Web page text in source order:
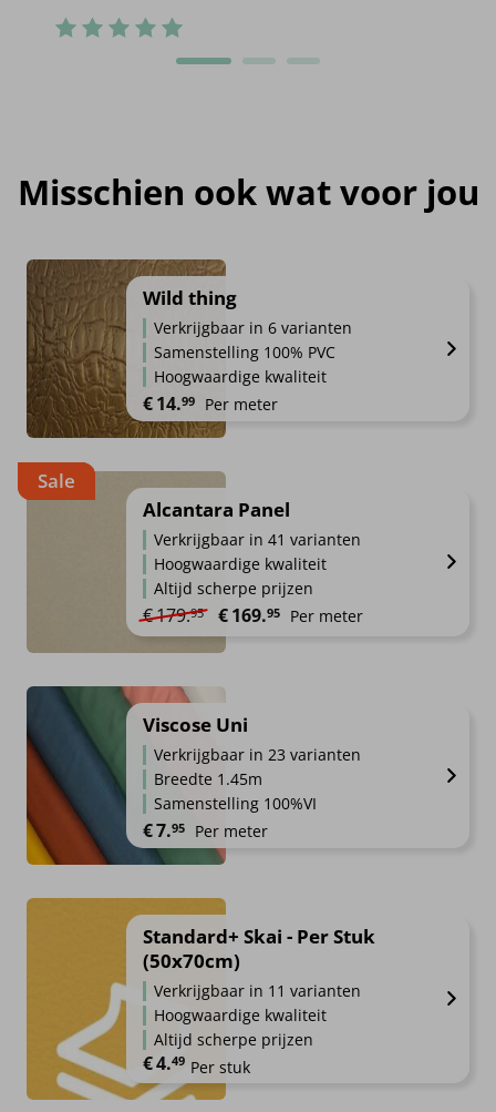
Misschien ook wat voor jou
Wild thing
Verkrijgbaar in 6 varianten
Samenstelling 100% PVC
Hoogwaardige kwaliteit
€14.99 Per meter
Sale
Alcantara Panel
Verkrijgbaar in 41 varianten
Hoogwaardige kwaliteit
Altijd scherpe prijzen
€179.95 Oorspronkelijke prijs was: €179.95.
€169.95 Huidige prijs is: €169.95.
Per meter
Viscose Uni
Verkrijgbaar in 23 varianten
Breedte 1.45m
Samenstelling 100%VI
€7.95 Per meter
Standard+ Skai - Per Stuk
(50x70cm)
Verkrijgbaar in 11 varianten
Hoogwaardige kwaliteit
Altijd scherpe prijzen
€4.49 Per stuk